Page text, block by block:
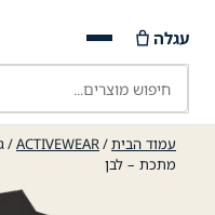
content
חיפוש מוצרים...
עגלה
עמוד הבית/
ACTIVEWEAR
מתכת – לבן